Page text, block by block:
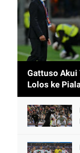
Gattuso Akui
Lolos ke